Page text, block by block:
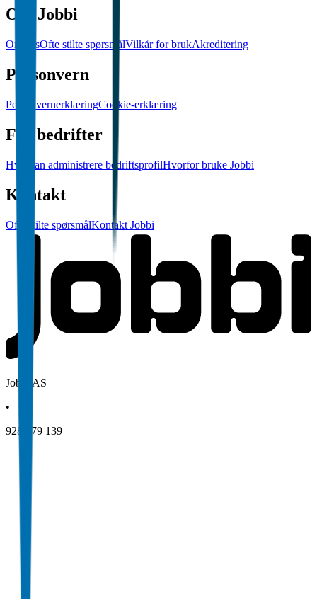
Om Jobbi
Om ossOfte stilte spørsmålVilkår for brukAkreditering
Personvern
PersonvernerklæringCookie-erklæring
For bedrifter
Hvordan administrere bedriftsprofilHvorfor bruke Jobbi
Kontakt
Ofte stilte spørsmålKontakt Jobbi
Jobbi AS
•
928 079 139